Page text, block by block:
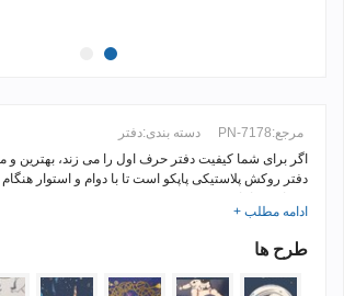
مرجع:PN-7178 دسته بندی:دفتر
اگر برای شما کیفیت دفتر حرف اول را می زند، بهترین و
دفتر روکش پلاستیکی پاپکو است تا با دوام و استوار
ادامه مطلب +
طرح ها
717804
717801
717805
717807